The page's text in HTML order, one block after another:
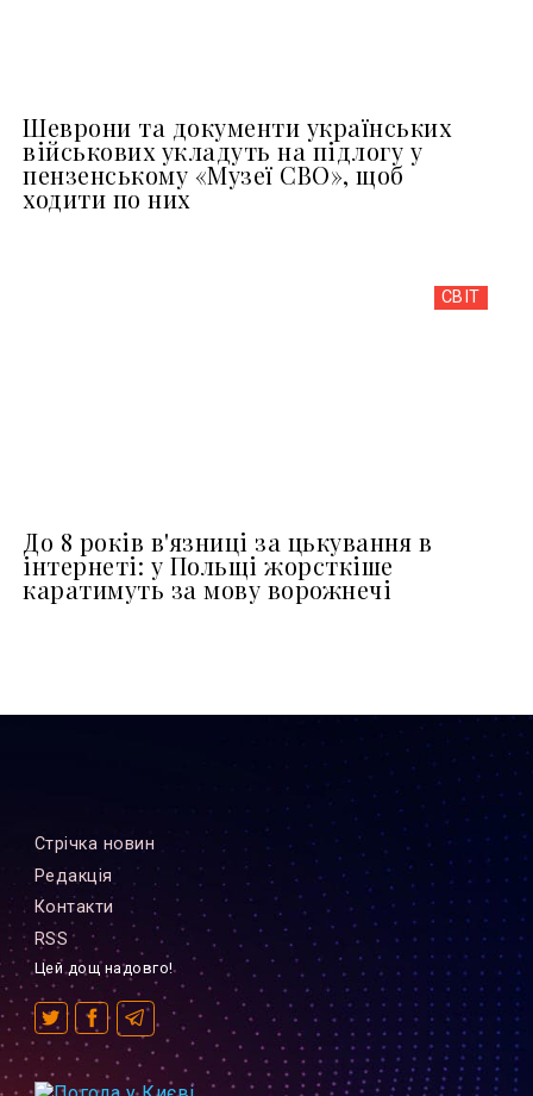
Шеврони та документи українських
військових укладуть на підлогу у
пензенському «Музеї СВО», щоб
ходити по них
СВІТ
До 8 років в'язниці за цькування в
інтернеті: у Польщі жорсткіше
каратимуть за мову ворожнечі
Стрiчка новин
Редакцiя
Контакти
RSS
Цей дощ надовго!